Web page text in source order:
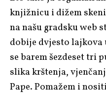
knjižnicu i dižem
na našu gradsku web
dobije dvjesto
se barem šezdeset tri
slika krštenja,
Pape. Pomažem i